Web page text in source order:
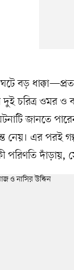
বড়
দুই চরিত্র ওমর
জানতে
নেয়। এর পরই
দাঁড়ায়,